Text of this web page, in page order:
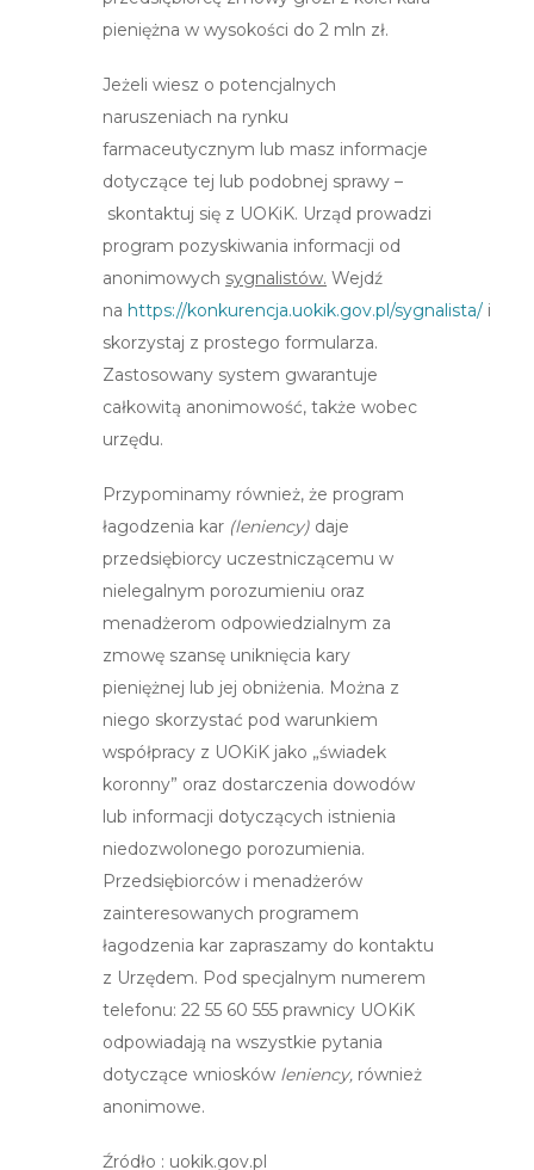
pieniężna w wysokości do 2 mln zł.
Jeżeli wiesz o potencjalnych
naruszeniach na rynku
farmaceutycznym lub masz informacje
dotyczące tej lub podobnej sprawy –
skontaktuj się z UOKiK. Urząd prowadzi
program pozyskiwania informacji od
anonimowych sygnalistów. Wejdź
na https://konkurencja.uokik.gov.pl/sygnalista/ i
skorzystaj z prostego formularza.
Zastosowany system gwarantuje
całkowitą anonimowość, także wobec
urzędu.
Przypominamy również, że program
łagodzenia kar (leniency) daje
przedsiębiorcy uczestniczącemu w
nielegalnym porozumieniu oraz
menadżerom odpowiedzialnym za
zmowę szansę uniknięcia kary
pieniężnej lub jej obniżenia. Można z
niego skorzystać pod warunkiem
współpracy z UOKiK jako „świadek
koronny” oraz dostarczenia dowodów
lub informacji dotyczących istnienia
niedozwolonego porozumienia.
Przedsiębiorców i menadżerów
zainteresowanych programem
łagodzenia kar zapraszamy do kontaktu
z Urzędem. Pod specjalnym numerem
telefonu: 22 55 60 555 prawnicy UOKiK
odpowiadają na wszystkie pytania
dotyczące wniosków leniency, również
anonimowe.
Źródło : uokik.gov.pl